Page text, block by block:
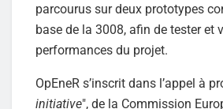
parcourus sur deux prototypes
base de la 3008, afin de tester et
performances du projet.
OpEneR s’inscrit dans l’appel à
initiative", de la Commission